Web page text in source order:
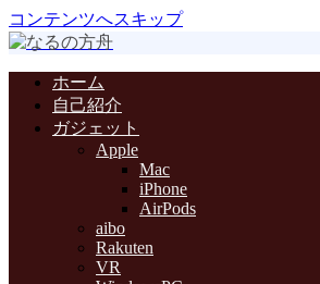
コンテンツへスキップ
ホーム
自己紹介
ガジェット
Apple
Mac
iPhone
AirPods
aibo
Rakuten
VR